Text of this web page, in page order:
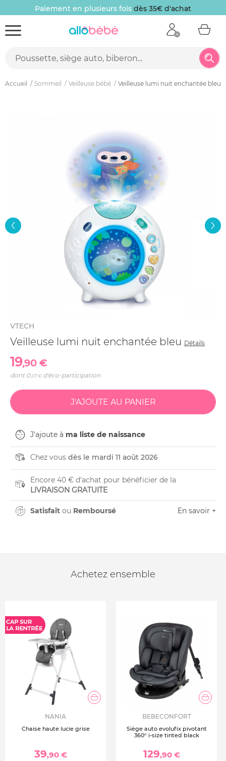
Paiement en plusieurs fois dès 35€ d'achat
Accueil Sommeil Veilleuse bébé Veilleuse lumi nuit enchantée bleu
VTECH
Veilleuse lumi nuit enchantée bleu Détails
19,90 €
dont 0,07 €d'éco-participation
J'ajoute à ma liste de naissance
Chez vous dès le mardi 11 août 2026
Encore 40 € d'achat pour bénéficier de la
LIVRAISON GRATUITE
Satisfait ou Remboursé En savoir +
Achetez ensemble
NANIA
Chaise haute lucie grise
39,90 €
BEBECONFORT
Siège auto evolufix pivotant
360° i-size tinted black
129,90 €